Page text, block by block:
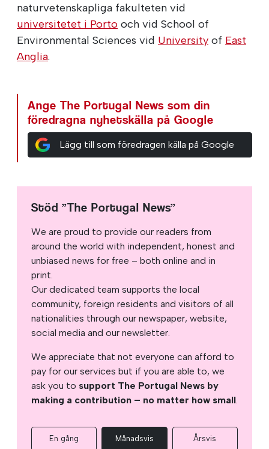
naturvetenskapliga fakulteten vid
universitetet i Porto och vid School of
Environmental Sciences vid University of East
Anglia.
Ange The Portugal News som din
föredragna nyhetskälla på Google
Lägg till som föredragen källa på Google
Stöd ”The Portugal News”
We are proud to provide our readers from
around the world with independent, honest and
unbiased news for free – both online and in
print.
Our dedicated team supports the local
community, foreign residents and visitors of all
nationalities through our newspaper, website,
social media and our newsletter.
We appreciate that not everyone can afford to
pay for our services but if you are able to, we
ask you to support The Portugal News by
making a contribution – no matter how small.
En gång Månadsvis Årsvis